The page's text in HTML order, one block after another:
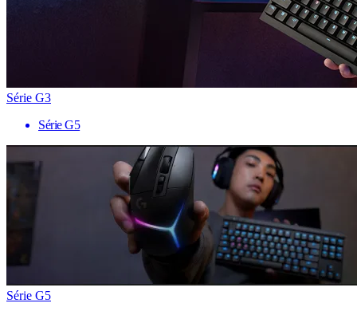
Série G3
Série G5
Série G5